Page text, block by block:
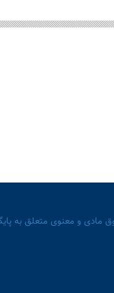
مادی و معنوی متعلق به